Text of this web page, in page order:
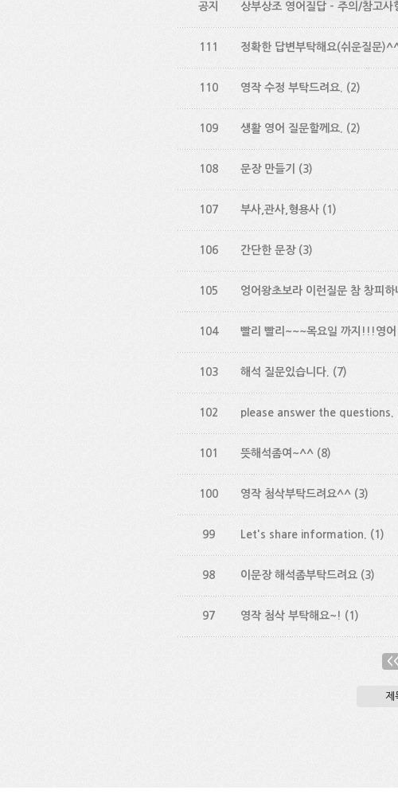
공지 상부상조 영어질답 - 주의/참고사
111 정확한 답변부탁해요(쉬운질문
110 영작 수정 부탁드려요. (2)
109 생활 영어 질문할께요. (2)
108 문장 만들기 (3)
107 부사,관사,형용사 (1)
106 간단한 문장 (3)
105 엉어왕초보라 이런질문 참 창피
104 빨리 빨리~~~목요일 까지!!!영어
103 해석 질문있습니다. (7)
102 please answer the questions.
101 뜻해석좀여~^^ (8)
100 영작 첨삭부탁드려요^^ (3)
99 Let's share information. (1)
98 이문장 해석좀부탁드려요 (3)
97 영작 첨삭 부탁해요~! (1)
제